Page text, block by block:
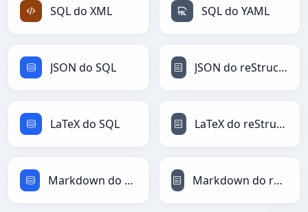
SQL do XML SQL do YAML
JSON do SQL JSON do reStructuredText
LaTeX do SQL LaTeX do reStructuredText
Markdown do SQL Markdown do reStructuredText